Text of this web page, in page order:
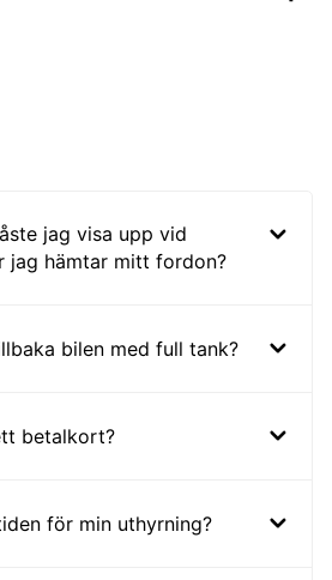
jag visa upp vid
jag hämtar mitt fordon?
bilen med full tank?
betalkort?
för min uthyrning?